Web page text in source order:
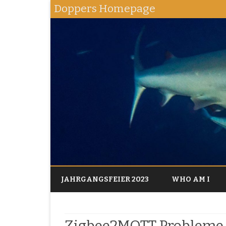
Doppers Homepage
JAHRGANGSFEIER 2023 WHO AM I